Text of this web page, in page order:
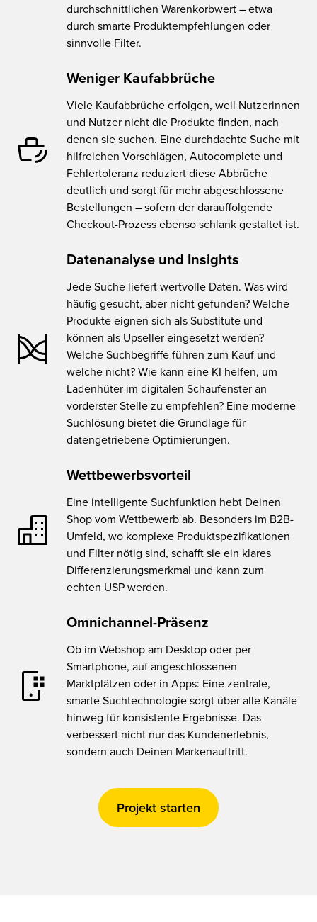
durchschnittlichen Warenkorbwert – etwa
durch smarte Produktempfehlungen oder
sinnvolle Filter.
Weniger Kaufabbrüche
Viele Kaufabbrüche erfolgen, weil Nutzerinnen
und Nutzer nicht die Produkte finden, nach
denen sie suchen. Eine durchdachte Suche mit
hilfreichen Vorschlägen, Autocomplete und
Fehlertoleranz reduziert diese Abbrüche
deutlich und sorgt für mehr abgeschlossene
Bestellungen – sofern der darauffolgende
Checkout-Prozess ebenso schlank gestaltet ist.
Datenanalyse und Insights
Jede Suche liefert wertvolle Daten. Was wird
häufig gesucht, aber nicht gefunden? Welche
Produkte eignen sich als Substitute und
können als Upseller eingesetzt werden?
Welche Suchbegriffe führen zum Kauf und
welche nicht? Wie kann eine KI helfen, um
Ladenhüter im digitalen Schaufenster an
vorderster Stelle zu empfehlen? Eine moderne
Suchlösung bietet die Grundlage für
datengetriebene Optimierungen.
Wettbewerbsvorteil
Eine intelligente Suchfunktion hebt Deinen
Shop vom Wettbewerb ab. Besonders im B2B-
Umfeld, wo komplexe Produktspezifikationen
und Filter nötig sind, schafft sie ein klares
Differenzierungsmerkmal und kann zum
echten USP werden.
Omnichannel-Präsenz
Ob im Webshop am Desktop oder per
Smartphone, auf angeschlossenen
Marktplätzen oder in Apps: Eine zentrale,
smarte Suchtechnologie sorgt über alle Kanäle
hinweg für konsistente Ergebnisse. Das
verbessert nicht nur das Kundenerlebnis,
sondern auch Deinen Markenauftritt.
Projekt starten